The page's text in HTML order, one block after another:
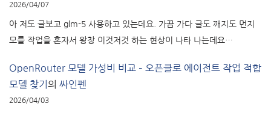
2026/04/07
아 저도 글보고 glm-5 사용하고 있는데요. 가끔 가다 글도 깨지도 먼지
모를 작업을 혼자서 왕창 이것저것 하는 현상이 나타 나는데요…
OpenRouter 모델 가성비 비교 – 오픈클로 에이전트 작업 적합
모델 찾기 의 싸인펜
2026/04/03